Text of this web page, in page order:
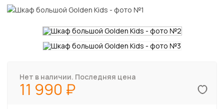
Нет в наличии. Последняя цена
11 990